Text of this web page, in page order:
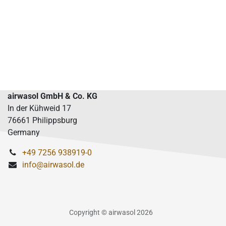
airwasol GmbH & Co. KG
In der Kühweid 17
76661 Philippsburg
Germany
+49 7256 938919-0
info@airwasol.de
Copyright © airwasol 2026